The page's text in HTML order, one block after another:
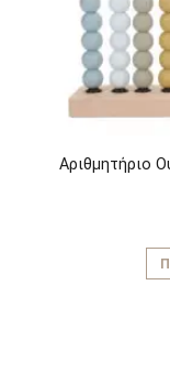
Αριθμητήριο